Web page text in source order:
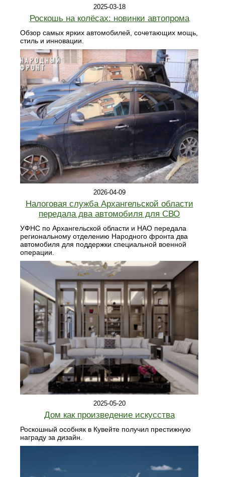
2025-03-18
Роскошь на колёсах: новинки автопрома
Обзор самых ярких автомобилей, сочетающих мощь,
стиль и инновации.
2026-04-09
Налоговая служба Архангельской области
передала два автомобиля для СВО
УФНС по Архангельской области и НАО передала
региональному отделению Народного фронта два
автомобиля для поддержки специальной военной
операции.
2025-05-20
Дом как произведение искусства
Роскошный особняк в Кувейте получил престижную
награду за дизайн.